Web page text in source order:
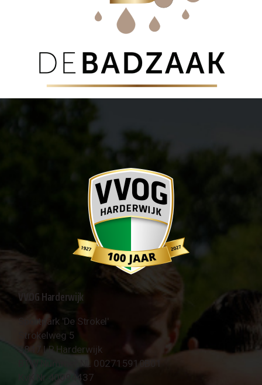
VVOG Harderwijk
Sportpark 'De Strokel'
Strokelweg 5
3847 LR Harderwijk
BTW Nummer NL 002715910B01
KvK Nr 40094437